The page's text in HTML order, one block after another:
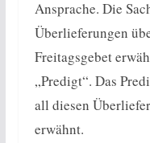
Ansprache. Die
Überlieferungen
Freitagsgebet
„Predigt“. Das
all diesen
erwähnt.